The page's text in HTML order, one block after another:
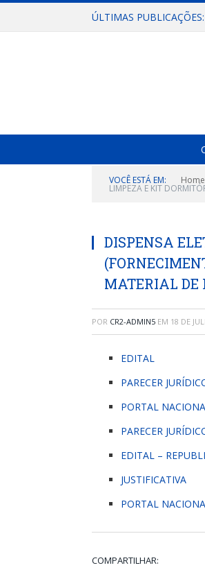
ÚLTIMAS PUBLICAÇÕES:
VOCÊ ESTÁ EM: Home
LIMPEZA E KIT
DISPENSA
MATERIAL DE
POR CR2-ADMIN5 EM 18 DE
EDITAL
PARECER
PORTAL
PARECER
EDITAL –
JUSTIFICATIVA
PORTAL
COMPARTILHAR: